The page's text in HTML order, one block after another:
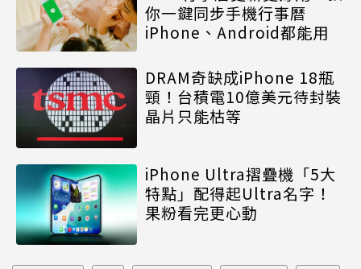
你一鍵同步手機行事曆
iPhone、Android都能用
DRAM奇缺成iPhone 18瓶
頸！台積電10億美元待封裝
晶片只能枯等
iPhone Ultra摺疊機「5大
特點」配得起Ultra名字！
果粉看完更心動